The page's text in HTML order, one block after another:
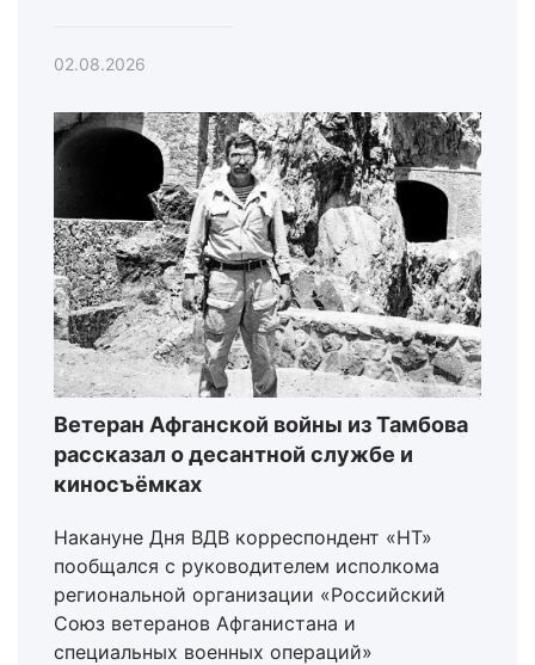
02.08.2026
Ветеран Афганской войны из Тамбова
рассказал о десантной службе и
киносъёмках
Накануне Дня ВДВ корреспондент «НТ»
пообщался с руководителем исполкома
региональной организации «Российский
Союз ветеранов Афганистана и
специальных военных операций»